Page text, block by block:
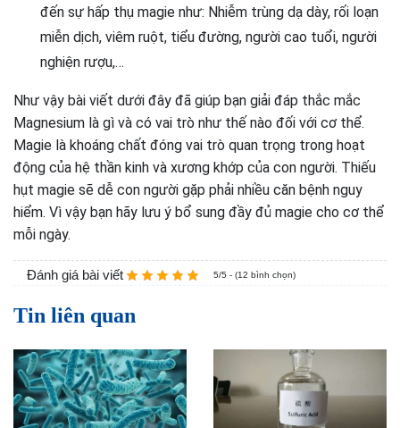
đến sự hấp thụ magie như: Nhiễm trùng dạ dày, rối loạn
miễn dịch, viêm ruột, tiểu đường, người cao tuổi, người
nghiện rượu,…
Như vậy bài viết dưới đây đã giúp bạn giải đáp thắc mắc
Magnesium là gì và có vai trò như thế nào đối với cơ thể.
Magie là khoáng chất đóng vai trò quan trọng trong hoạt
động của hệ thần kinh và xương khớp của con người. Thiếu
hụt magie sẽ dễ con người gặp phải nhiều căn bệnh nguy
hiểm. Vì vậy bạn hãy lưu ý bổ sung đầy đủ magie cho cơ thể
mỗi ngày.
Đánh giá bài viết 5/5 - (12 bình chọn)
Tin liên quan